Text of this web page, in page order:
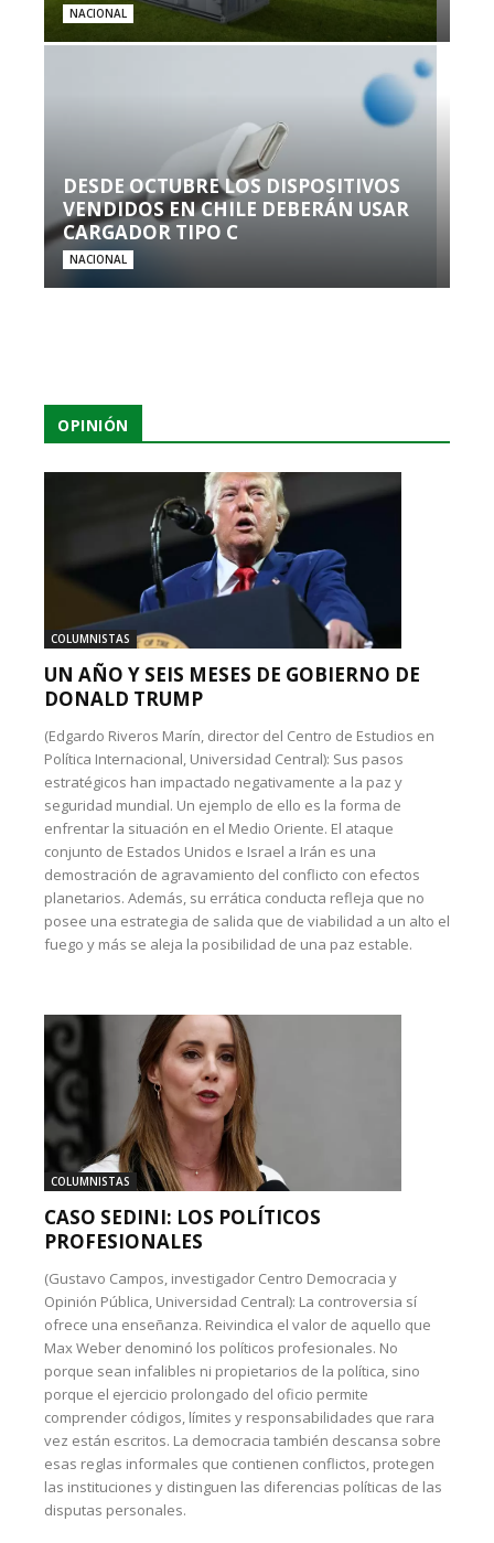
NACIONAL
DESDE OCTUBRE LOS DISPOSITIVOS
VENDIDOS EN CHILE DEBERÁN USAR
CARGADOR TIPO C
NACIONAL
OPINIÓN
COLUMNISTAS
UN AÑO Y SEIS MESES DE GOBIERNO DE
DONALD TRUMP
(Edgardo Riveros Marín, director del Centro de Estudios en
Política Internacional, Universidad Central): Sus pasos
estratégicos han impactado negativamente a la paz y
seguridad mundial. Un ejemplo de ello es la forma de
enfrentar la situación en el Medio Oriente. El ataque
conjunto de Estados Unidos e Israel a Irán es una
demostración de agravamiento del conflicto con efectos
planetarios. Además, su errática conducta refleja que no
posee una estrategia de salida que de viabilidad a un alto el
fuego y más se aleja la posibilidad de una paz estable.
COLUMNISTAS
CASO SEDINI: LOS POLÍTICOS
PROFESIONALES
(Gustavo Campos, investigador Centro Democracia y
Opinión Pública, Universidad Central): La controversia sí
ofrece una enseñanza. Reivindica el valor de aquello que
Max Weber denominó los políticos profesionales. No
porque sean infalibles ni propietarios de la política, sino
porque el ejercicio prolongado del oficio permite
comprender códigos, límites y responsabilidades que rara
vez están escritos. La democracia también descansa sobre
esas reglas informales que contienen conflictos, protegen
las instituciones y distinguen las diferencias políticas de las
disputas personales.